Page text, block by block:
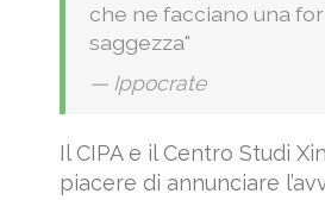
che ne facciano una
saggezza"
Ippocrate
Il CIPA e il Centro Studi
piacere di annunciare